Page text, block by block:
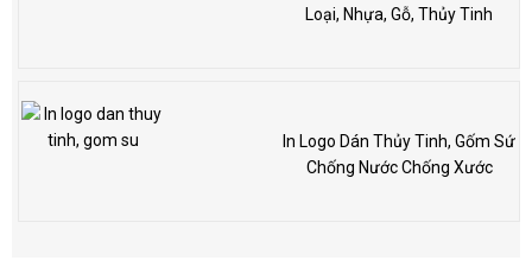
Loại, Nhựa, Gỗ, Thủy Tinh
In Logo Dán Thủy Tinh, Gốm Sứ
Chống Nước Chống Xước